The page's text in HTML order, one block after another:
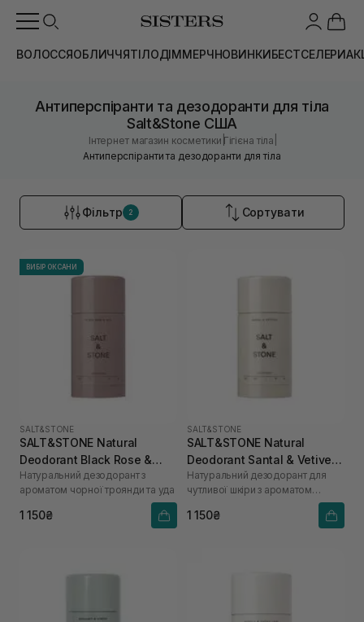
ВОЛОССЯОБЛИЧЧЯТІЛОДІММЕРЧНОВИНКИБЕСТСЕЛЕРИ
Антиперспіранти та дезодоранти для тіла
Salt&Stone США
Інтернет магазин косметики |Гігієна тіла
Антиперспіранти та дезодоранти для тіла
Фільтр 2 Сортувати
ВИБІР ОКСАНИ
SALT&STONE
SALT&STONE Natural
Deodorant Black Rose &
Oud - Formula Nº 1 75 г
Натуральний дезодорант з
ароматом чорної троянди та уда
1 150₴
SALT&STONE
SALT&STONE Natural
Deodorant Santal & Vetiver
Formula №1 (Sensitive Skin)
75 г
Натуральний дезодорант для
чутливої шкіри з ароматом
ветиверу
1 150₴